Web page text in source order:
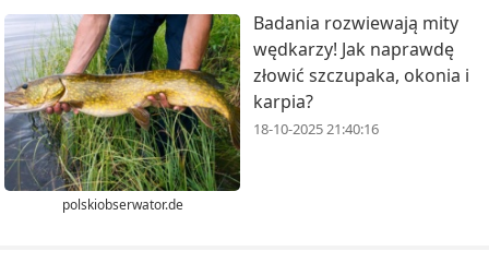
polskiobserwator.de
Badania rozwiewają mity
wędkarzy! Jak naprawdę
złowić szczupaka, okonia i
karpia?
18-10-2025 21:40:16